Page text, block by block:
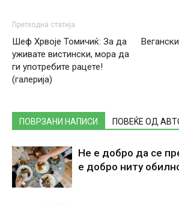
Претходна статија
Шеф Хрвоје Томичиќ: За да
уживате вистински, мора да
ги употребите рацете!
(галерија)
ПОВРЗАНИ НАПИСИ ПОВЕЌЕ ОД
Не е добро да се
е добро ниту